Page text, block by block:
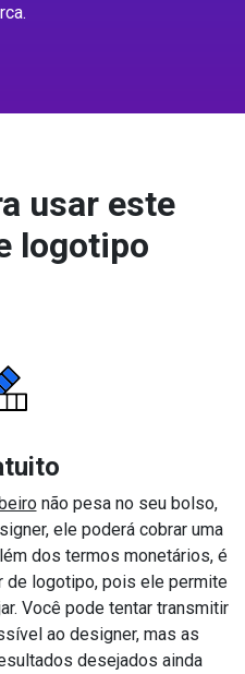
usar este
logotipo
não pesa no seu bolso,
ele poderá cobrar uma
dos termos monetários, é
de logotipo, pois ele permite
Você pode tentar transmitir
ao designer, mas as
desejados ainda